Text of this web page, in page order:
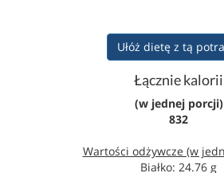
Ułóż dietę z tą
Łącznie kalorii
(w jednej porcji)
832
Wartości odżywcze (w
Białko: 24.76 g